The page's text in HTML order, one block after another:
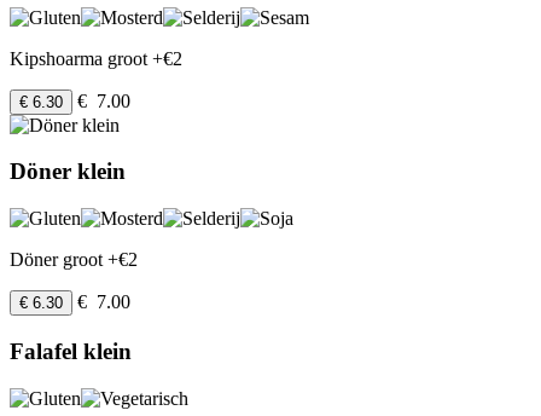
Kipshoarma groot +€2
€ 6.30 € 7.00
Döner klein
Döner groot +€2
€ 6.30 € 7.00
Falafel klein